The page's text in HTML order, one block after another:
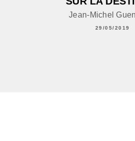
Jean-Michel
29/05/2019